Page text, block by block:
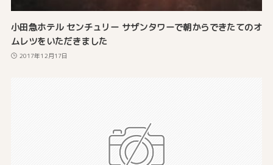
小田急ホテル センチュリー サザンタワーで朝からできたてのオ
ムレツをいただきました
2017年12月17日